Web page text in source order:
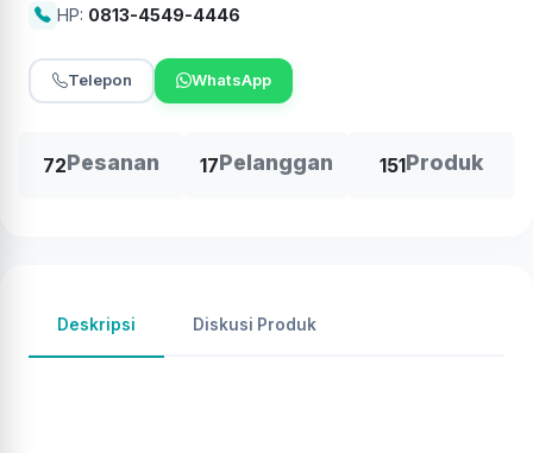
HP: 0813-4549-4446
Telepon WhatsApp
72Pesanan 17Pelanggan 151Produk
Deskripsi Diskusi Produk